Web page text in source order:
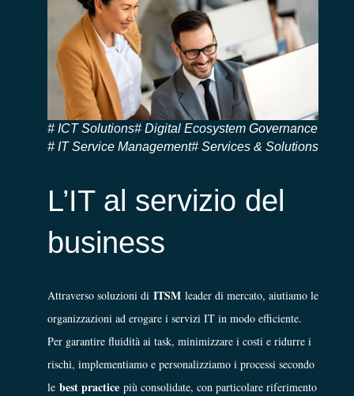
ICT Solutions
Digital Ecosystem Governance
IT Service Management
Services & Solutions
L’IT al servizio del
business
Attraverso soluzioni di ITSM leader di mercato, aiutiamo le
organizzazioni ad erogare i servizi IT in modo efficiente.
Per garantire fluidità ai task, minimizzare i costi e ridurre i
rischi, implementiamo e personalizziamo i processi secondo
le best practice più consolidate, con particolare riferimento